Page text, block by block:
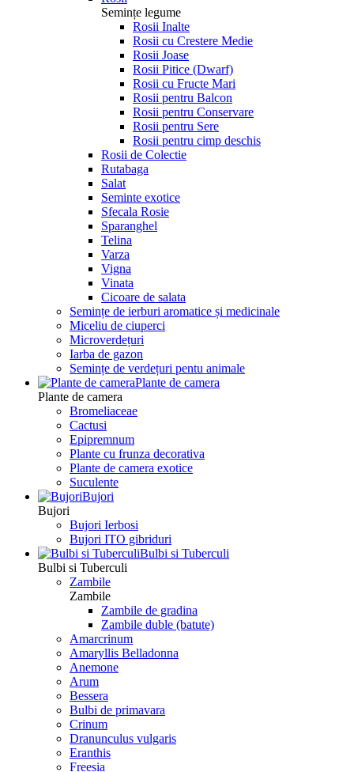
Semințe legume
Rosii Inalte
Rosii cu Crestere Medie
Rosii Joase
Rosii Pitice (Dwarf)
Rosii cu Fructe Mari
Rosii pentru Balcon
Rosii pentru Conservare
Rosii pentru Sere
Rosii pentru cimp deschis
Rosii de Colectie
Rutabaga
Salat
Seminte exotice
Sfecala Rosie
Sparanghel
Telina
Varza
Vigna
Vinata
Сicoare de salata
Semințe de ierburi aromatice și medicinale
Miceliu de ciuperci
Microverdețuri
Iarba de gazon
Semințe de verdețuri pentu animale
Plante de camera
Plante de camera
Bromeliaceae
Cactusi
Epipremnum
Plante cu frunza decorativa
Plante de camera exotice
Suculente
Bujori
Bujori
Bujori Ierbosi
Bujori ITO gibriduri
Bulbi si Tuberculi
Bulbi si Tuberculi
Zambile
Zambile
Zambile de gradina
Zambile duble (batute)
Amarcrinum
Amaryllis Belladonna
Anemone
Arum
Bessera
Bulbi de primavara
Crinum
Dranunculus vulgaris
Eranthis
Freesiа